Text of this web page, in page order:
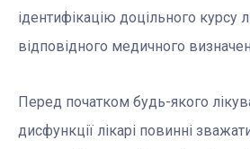
ідентифікацію доцільного курсу
відповідного медичного
Перед початком будь-якого
дисфункції лікарі повинні